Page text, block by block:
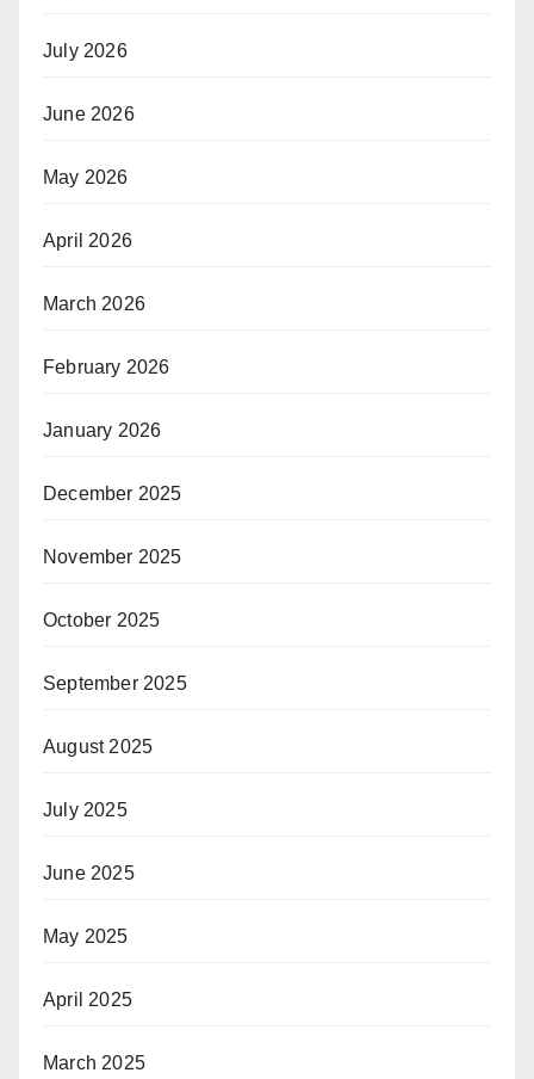
July 2026
June 2026
May 2026
April 2026
March 2026
February 2026
January 2026
December 2025
November 2025
October 2025
September 2025
August 2025
July 2025
June 2025
May 2025
April 2025
March 2025